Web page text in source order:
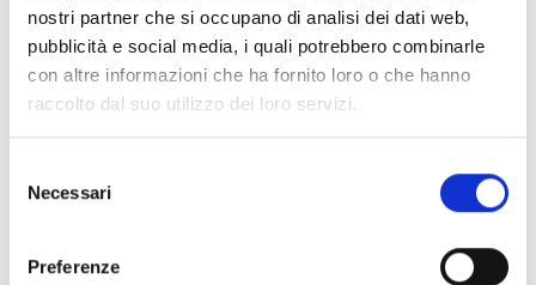
nostri partner che si occupano di analisi dei dati web,
pubblicità e social media, i quali potrebbero combinarle
con altre informazioni che ha fornito loro o che hanno
raccolto dal suo utilizzo dei loro servizi.
delNecessari
Preferenze
almeno uno degli ultimi due bilanci i cui termini di
approvazione risultino scaduti alla data di
Ogni ente o associazione, in qualità di soggetto